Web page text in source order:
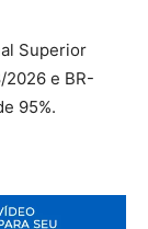
Superior
2026 e BR-
95%.